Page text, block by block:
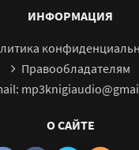
ИНФОРМАЦИЯ
Правообладателям
О САЙТЕ